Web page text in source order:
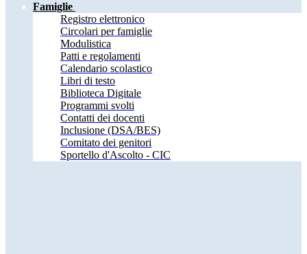
Famiglie
Registro elettronico
Circolari per famiglie
Modulistica
Patti e regolamenti
Calendario scolastico
Libri di testo
Biblioteca Digitale
Programmi svolti
Contatti dei docenti
Inclusione (DSA/BES)
Comitato dei genitori
Sportello d'Ascolto - CIC